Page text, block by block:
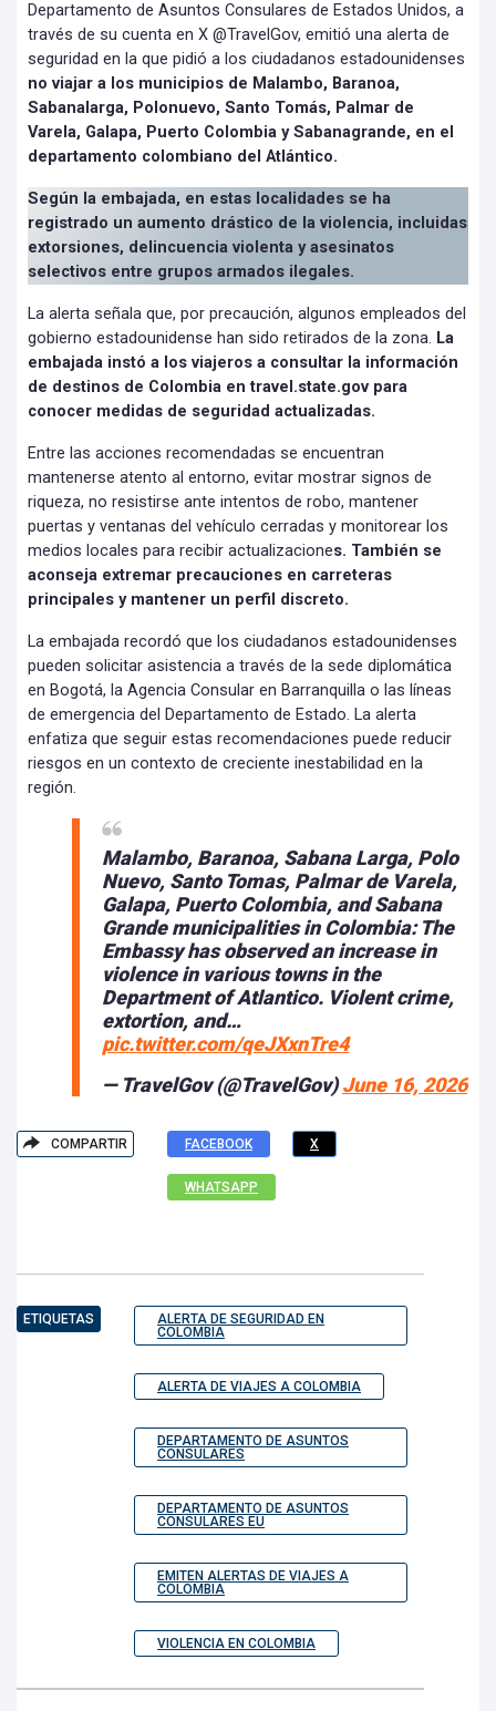
Departamento de Asuntos Consulares de Estados Unidos, a
través de su cuenta en X @TravelGov, emitió una alerta de
seguridad en la que pidió a los ciudadanos estadounidenses
no viajar a los municipios de Malambo, Baranoa,
Sabanalarga, Polonuevo, Santo Tomás, Palmar de
Varela, Galapa, Puerto Colombia y Sabanagrande, en el
departamento colombiano del Atlántico.
Según la embajada, en estas localidades se ha
registrado un aumento drástico de la violencia, incluidas
extorsiones, delincuencia violenta y asesinatos
selectivos entre grupos armados ilegales.
La alerta señala que, por precaución, algunos empleados del
gobierno estadounidense han sido retirados de la zona. La
embajada instó a los viajeros a consultar la información
de destinos de Colombia en travel.state.gov para
conocer medidas de seguridad actualizadas.
Entre las acciones recomendadas se encuentran
mantenerse atento al entorno, evitar mostrar signos de
riqueza, no resistirse ante intentos de robo, mantener
puertas y ventanas del vehículo cerradas y monitorear los
medios locales para recibir actualizaciones. También se
aconseja extremar precauciones en carreteras
principales y mantener un perfil discreto.
La embajada recordó que los ciudadanos estadounidenses
pueden solicitar asistencia a través de la sede diplomática
en Bogotá, la Agencia Consular en Barranquilla o las líneas
de emergencia del Departamento de Estado. La alerta
enfatiza que seguir estas recomendaciones puede reducir
riesgos en un contexto de creciente inestabilidad en la
región.
Malambo, Baranoa, Sabana Larga, Polo
Nuevo, Santo Tomas, Palmar de Varela,
Galapa, Puerto Colombia, and Sabana
Grande municipalities in Colombia: The
Embassy has observed an increase in
violence in various towns in the
Department of Atlantico. Violent crime,
extortion, and…
pic.twitter.com/qeJXxnTre4
— TravelGov (@TravelGov)June 16, 2026
COMPARTIR FACEBOOK X
WHATSAPP
ETIQUETAS
ALERTA DE SEGURIDAD EN
COLOMBIA
ALERTA DE VIAJES A COLOMBIA
DEPARTAMENTO DE ASUNTOS
CONSULARES
DEPARTAMENTO DE ASUNTOS
CONSULARES EU
EMITEN ALERTAS DE VIAJES A
COLOMBIA
VIOLENCIA EN COLOMBIA